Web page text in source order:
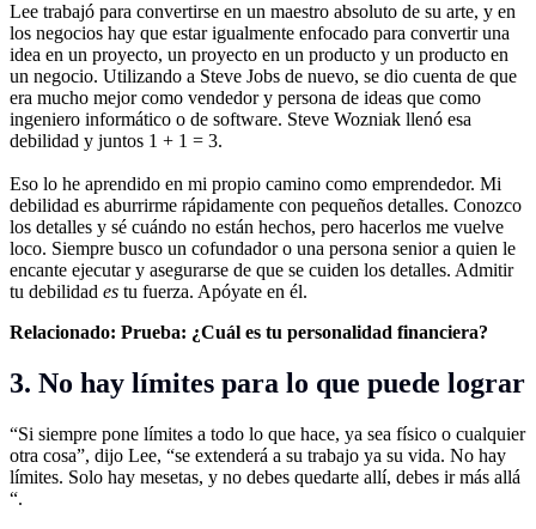
Lee trabajó para convertirse en un maestro absoluto de su arte, y en
los negocios hay que estar igualmente enfocado para convertir una
idea en un proyecto, un proyecto en un producto y un producto en
un negocio. Utilizando a Steve Jobs de nuevo, se dio cuenta de que
era mucho mejor como vendedor y persona de ideas que como
ingeniero informático o de software. Steve Wozniak llenó esa
debilidad y juntos 1 + 1 = 3.
Eso lo he aprendido en mi propio camino como emprendedor. Mi
debilidad es aburrirme rápidamente con pequeños detalles. Conozco
los detalles y sé cuándo no están hechos, pero hacerlos me vuelve
loco. Siempre busco un cofundador o una persona senior a quien le
encante ejecutar y asegurarse de que se cuiden los detalles. Admitir
tu debilidad es tu fuerza. Apóyate en él.
Relacionado: Prueba: ¿Cuál es tu personalidad financiera?
3. No hay límites para lo que puede lograr
“Si siempre pone límites a todo lo que hace, ya sea físico o cualquier
otra cosa”, dijo Lee, “se extenderá a su trabajo ya su vida. No hay
límites. Solo hay mesetas, y no debes quedarte allí, debes ir más allá
“.